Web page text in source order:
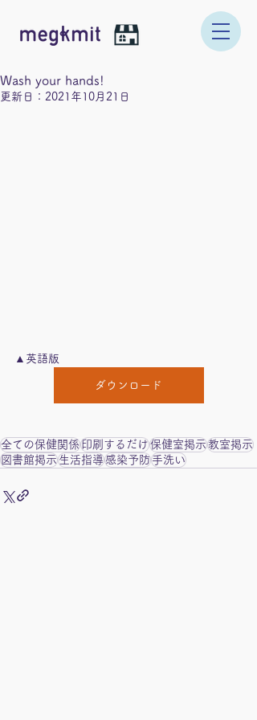
Wash your hands!
更新日： 2021年10月21日
▲英語版
ダウンロード
全ての保健関係印刷するだけ保健室掲示教室掲示
図書館掲示生活指導感染予防手洗い